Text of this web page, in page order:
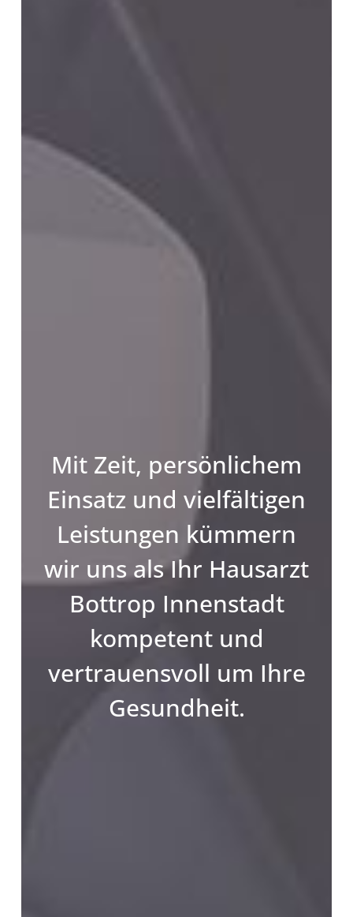
Mit Zeit, persönlichem
Einsatz und vielfältigen
Leistungen kümmern
wir uns als Ihr Hausarzt
Bottrop Innenstadt
kompetent und
vertrauensvoll um Ihre
Gesundheit.